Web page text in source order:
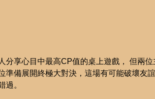
分享心目中最高CP值的桌上遊戲， 但兩
準備展開終極大對決，這場有可能破壞友
過。